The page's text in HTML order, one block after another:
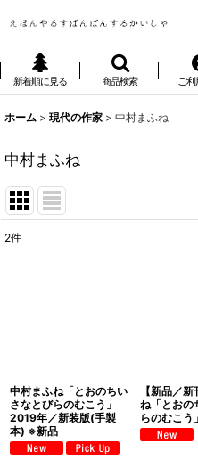
新着順に見る 商品検索 ご利
ホーム > 現代の作家 > 中村まふね
中村まふね
2件
中村まふね「とおのちい
さなとびらのむこう」
2019年／新装版(手製
本) ※新品
【新品／
ね「とおの
らのむこ